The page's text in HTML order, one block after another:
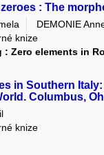
: The
DEMONIE
knize
: Zero elements in
in Southern
Columbus,
knize